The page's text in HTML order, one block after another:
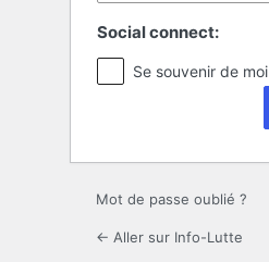
Social connect:
Se souvenir de moi
Mot de passe oublié ?
← Aller sur Info-Lutte